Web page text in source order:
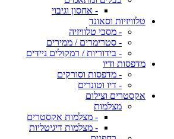
- אחסון וגיבוי
טלוויזיות וסאונד
- מסכי טלוויזיה
- סטרימרים / ממירים
- בידוריות / רמקולים ניידים
מדפסות ודיו
- מדפסות וסורקים
- דיו וטונרים
אקסטרים וצילום
מצלמות
- מצלמות אקסטרים
- מצלמות דיגיטליות